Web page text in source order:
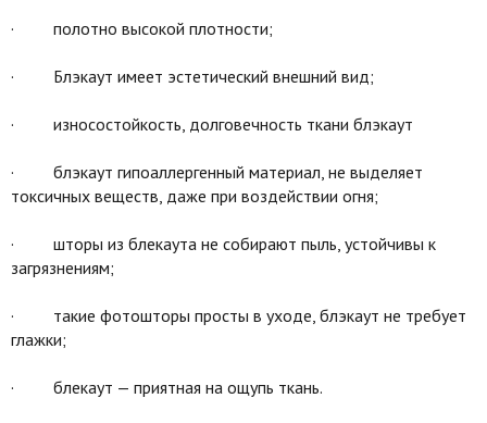
· полотно высокой плотности;
· Блэкаут имеет эстетический внешний вид;
· износостойкость, долговечность ткани блэкаут
· блэкаут гипоаллергенный материал, не выделяет
токсичных веществ, даже при воздействии огня;
· шторы из блекаута не собирают пыль, устойчивы к
загрязнениям;
· такие фотошторы просты в уходе, блэкаут не требует
глажки;
· блекаут — приятная на ощупь ткань.